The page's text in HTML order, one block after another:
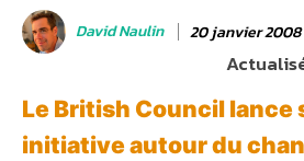
David Naulin 20 janvier 2008
Le British Council lance
initiative autour du